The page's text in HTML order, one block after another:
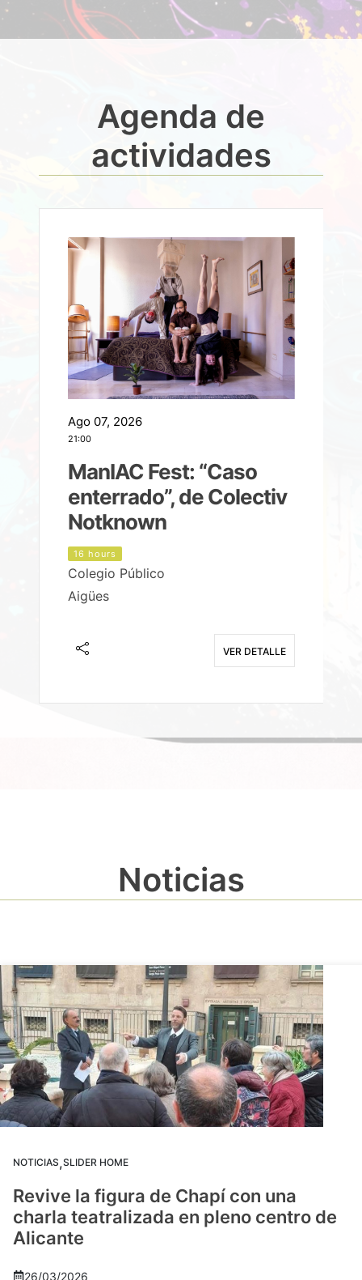
Agenda de
actividades
Ago 07, 2026
21:00
ManIAC Fest: “Caso
enterrado”, de Colectiv
Notknown
16 hours
Colegio Público
Aigües
VER DETALLE
Noticias
NOTICIAS,SLIDER HOME
Revive la figura de Chapí con una
charla teatralizada en pleno centro de
Alicante
26/03/2026